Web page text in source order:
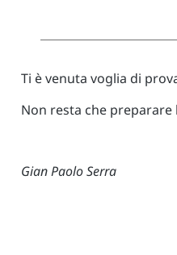
Ti è venuta voglia di
Non resta che preparare
Gian Paolo Serra